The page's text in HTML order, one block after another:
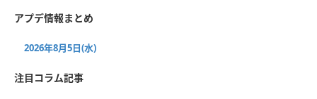
アプデ情報まとめ
2026年8月5日(水)
注目コラム記事